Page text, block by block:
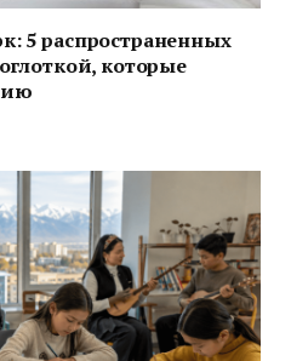
5 распространенных
которые